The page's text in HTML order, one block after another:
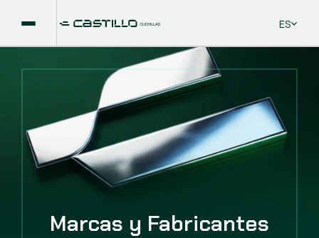
Select
ES
Marcas y Fabricantes